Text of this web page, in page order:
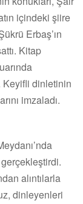
içindeki şiire
Erbaş’ın
Kitap
Keyifli dinletinin
imzaladı.
alıntılarla
dinleyenleri